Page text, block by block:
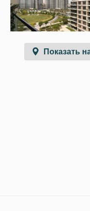
Показать